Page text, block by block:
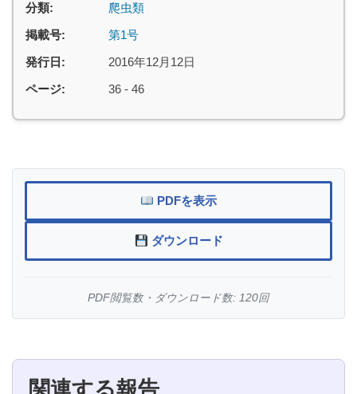
分類:
爬虫類
掲載号:
第1号
発行日:
2016年12月12日
ページ:
36 - 46
PDFを表示
ダウンロード
PDF閲覧数・ダウンロード数: 120回
関連する報告